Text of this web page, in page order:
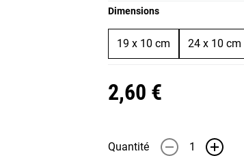
Dimensions
19 x 10 cm 24 x 10 cm
2,60 €
Quantité - +